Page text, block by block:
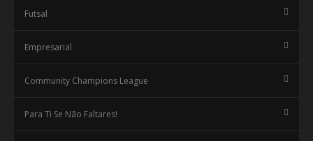
Futsal
Empresarial
Community Champions League
Para Ti Se Não Faltares!